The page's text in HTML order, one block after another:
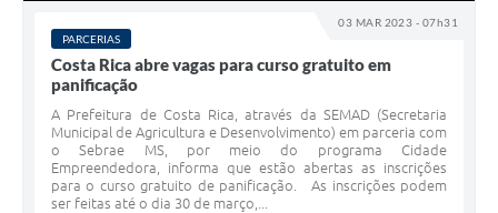
03 MAR 2023 - 07h31
PARCERIAS
Costa Rica abre vagas para curso gratuito em
panificação
A Prefeitura de Costa Rica, através da SEMAD (Secretaria
Municipal de Agricultura e Desenvolvimento) em parceria com
o Sebrae MS, por meio do programa Cidade
Empreendedora, informa que estão abertas as inscrições
para o curso gratuito de panificação. As inscrições podem
ser feitas até o dia 30 de março,...